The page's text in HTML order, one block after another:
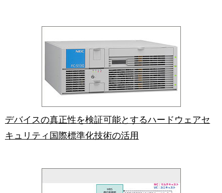
デバイスの真正性を検証可能とするハードウェアセ
キュリティ国際標準化技術の活用